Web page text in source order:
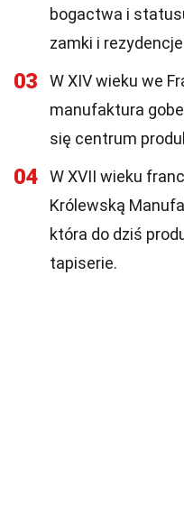
bogactwa i
zamki i
03
W XIV wieku we
manufaktura
się centrum
04
W XVII wieku
Królewską
która do dziś
tapiserie.